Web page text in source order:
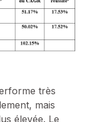
très
mais
élevée. Le